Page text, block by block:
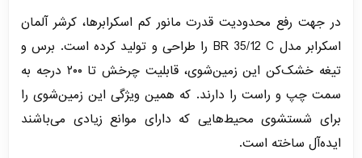
در جهت رفع محدودیت قدرت مانور کم اسکرابرها، کرشر آلمان
اسکرابر مدل BR 35/12 C را طراحی و تولید کرده است. برس و
تیغه خشک‌کن این زمین‌شوی، قابلیت چرخش تا ۲۰۰ درجه به
سمت چپ و راست را دارند. که همین ویژگی این زمین‌شوی را
برای شستشوی محیط‌هایی که دارای موانع زیادی می‌باشند
ایده‌آل ساخته است.